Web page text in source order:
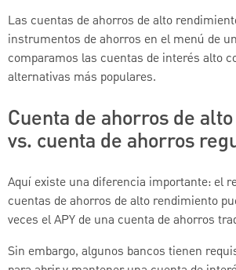
Las cuentas de ahorros de alto
instrumentos de ahorros en el menú de
comparamos las cuentas de interés alto
alternativas más populares.
Cuenta de ahorros de
vs. cuenta de ahorros
Aquí existe una diferencia importante: el
cuentas de ahorros de alto rendimiento
veces el APY de una cuenta de ahorros
Sin embargo, algunos bancos tienen